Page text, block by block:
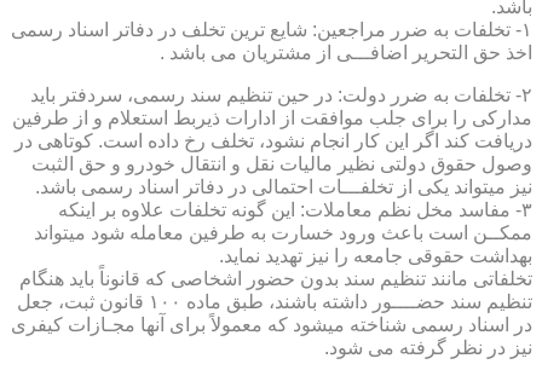
باشد.
۱- تخلفات به ضرر مراجعین: شایع ترین تخلف در دفاتر اسناد رسمی
اخذ حق التحریر اضافـــی از مشتریان می باشد .
۲- تخلفات به ضرر دولت: در حین تنظیم سند رسمی، سردفتر باید
مدارکی را برای جلب موافقت از ادارات ذیربط استعلام و از طرفین
دریافت کند اگر این کار انجام نشود، تخلف رخ داده است. کوتاهی در
وصول حقوق دولتی نظیر مالیات نقل و انتقال خودرو و حق الثبت
نیز میتواند یکی از تخلفـــات احتمالی در دفاتر اسناد رسمی باشد.
۳- مفاسد مخل نظم معاملات: این گونه تخلفات علاوه بر اینکه
ممکــن است باعث ورود خسارت به طرفین معامله شود میتواند
بهداشت حقوقی جامعه را نیز تهدید نماید.
تخلفاتی مانند تنظیم سند بدون حضور اشخاصی که قانوناً باید هنگام
تنظیم سند حضــــور داشته باشند، طبق ماده ۱۰۰ قانون ثبت، جعل
در اسناد رسمی شناخته میشود که معمولاً برای آنها مجـازات کیفری
نیز در نظر گرفته می شود.